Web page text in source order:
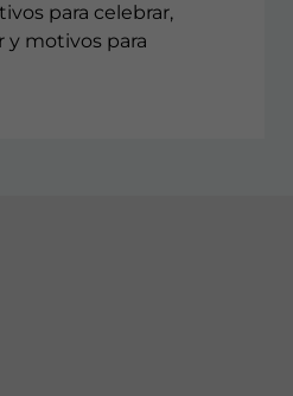
para celebrar,
y motivos para